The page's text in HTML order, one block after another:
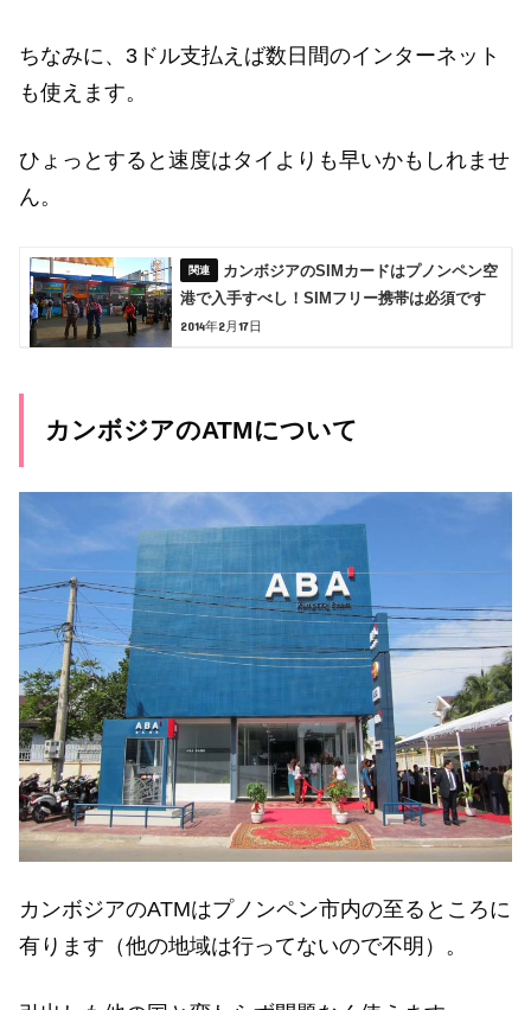
ちなみに、3ドル支払えば数日間のインターネット
も使えます。
ひょっとすると速度はタイよりも早いかもしれませ
ん。
カンボジアのSIMカードはプノンペン空
港で入手すべし！SIMフリー携帯は必須です
2014年2月17日
カンボジアのATMについて
カンボジアのATMはプノンペン市内の至るところに
有ります（他の地域は行ってないので不明）。